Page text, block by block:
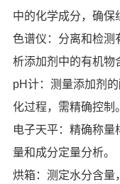
中的化学成分，确保
色谱仪：分离和检测
析添加剂中的有机物
pH计：测量添加剂
化过程，需精确控制。
电子天平：精确称
量和成分定量分析。
烘箱：测定水分含量